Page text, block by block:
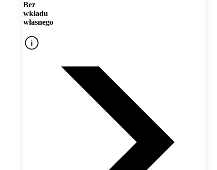
Bez
wkładu
własnego